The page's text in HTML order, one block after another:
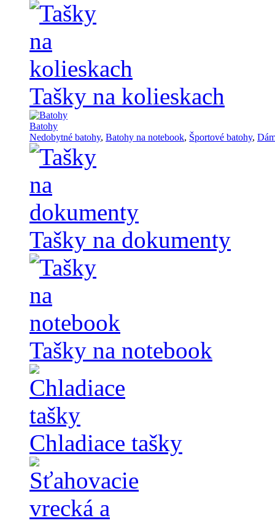
Tašky na kolieskach
Batohy
Nedobytné batohy, Batohy na notebook, Športové batohy,
Tašky na dokumenty
Tašky na notebook
Chladiace tašky